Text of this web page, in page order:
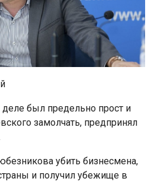
был предельно прост и
замолчать, предпринял
убить бизнесмена,
и получил убежище в